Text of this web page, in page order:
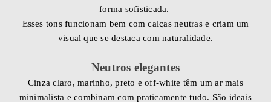
forma sofisticada.
Esses tons funcionam bem com calças neutras e criam um
visual que se destaca com naturalidade.
Neutros elegantes
Cinza claro, marinho, preto e off-white têm um ar mais
minimalista e combinam com praticamente tudo. São ideais